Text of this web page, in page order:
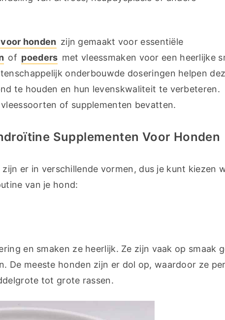
honden zijn gemaakt voor essentiële
of poeders met vleessmaken voor een heerlijke
onderbouwde doseringen helpen
te houden en hun levenskwaliteit te verbeteren.
of supplementen bevatten.
Supplementen Voor Honden
zijn er in verschillende vormen, dus je kunt kiezen
van je hond:
en smaken ze heerlijk. Ze zijn vaak op smaak
De meeste honden zijn er dol op, waardoor ze
tot grote rassen.